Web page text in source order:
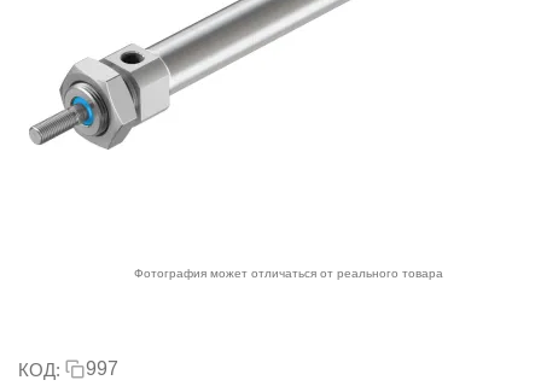
Фотография может отличаться от реального товара
КОД: 997